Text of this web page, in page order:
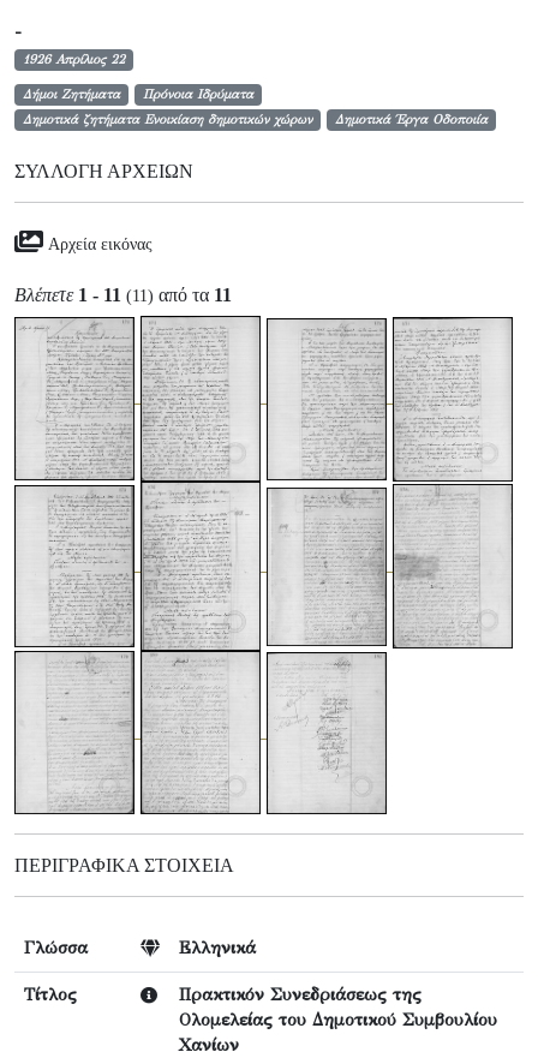
-
1926 Απρίλιος 22
Δήμοι Ζητήματα
Πρόνοια Ιδρύματα
Δημοτικά ζητήματα Ενοικίαση δημοτικών χώρων
Δημοτικά Έργα Οδοποιία
ΣΥΛΛΟΓΉ ΑΡΧΕΊΩΝ
Αρχεία εικόνας
Βλέπετε 1 - 11 (11) από τα 11
ΠΕΡΙΓΡΑΦΙΚΆ ΣΤΟΙΧΕΊΑ
Γλώσσα Ελληνικά
Τίτλος
Πρακτικόν Συνεδριάσεως της
Ολομελείας του Δημοτικού Συμβουλίου
Χανίων